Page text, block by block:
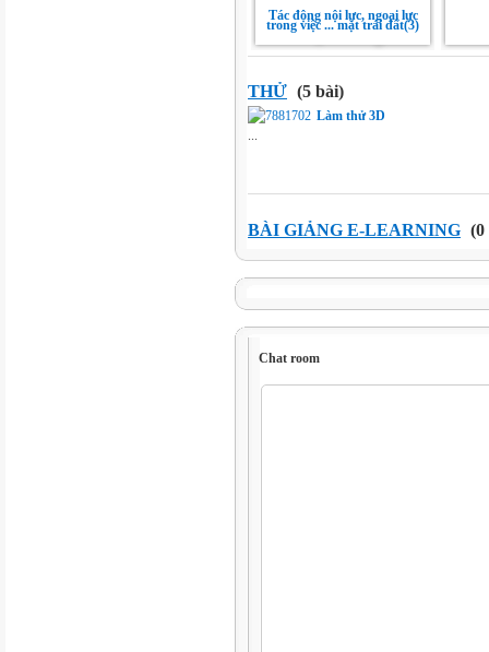
Tác động nội lực, ngoại lực
trong việc ... mặt trái đất(3)
THỬ (5 bài)
Làm thử 3D
...
BÀI GIẢNG E-LEARNING (0
Chat room